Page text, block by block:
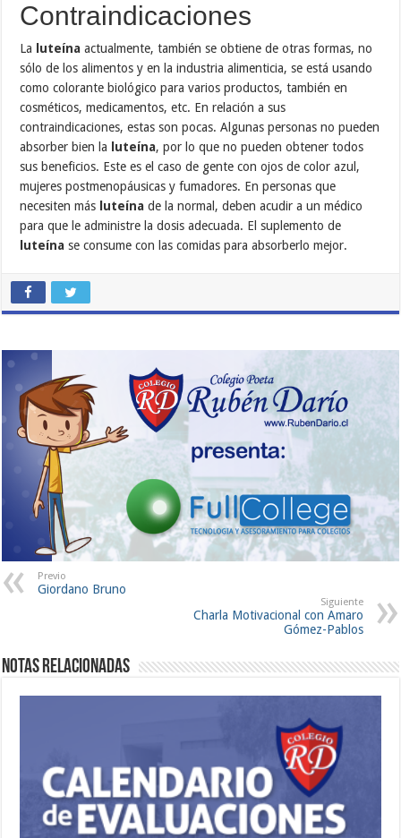
Contraindicaciones
La luteína actualmente, también se obtiene de otras formas, no
sólo de los alimentos y en la industria alimenticia, se está usando
como colorante biológico para varios productos, también en
cosméticos, medicamentos, etc. En relación a sus
contraindicaciones, estas son pocas. Algunas personas no pueden
absorber bien la
luteína, por lo que no pueden obtener todos
sus beneficios. Este es el caso de gente con ojos de color azul,
mujeres postmenopáusicas y fumadores. En personas que
necesiten más luteína de la normal, deben acudir a un médico
para que le administre la dosis adecuada. El suplemento de
luteína se consume con las comidas para absorberlo mejor.
Previo
Giordano Bruno
Siguiente
Charla Motivacional con Amaro
Gómez-Pablos
Notas Relacionadas